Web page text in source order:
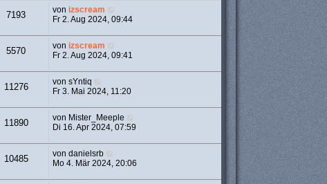
7193 von izscream
Fr 2. Aug 2024, 09:44
5570 von izscream
Fr 2. Aug 2024, 09:41
11276 vonsYntiq
Fr 3. Mai 2024, 11:20
11890 von Mister_Meeple
Di 16. Apr 2024, 07:59
10485 vondanielsrb
Mo 4. Mär 2024, 20:06